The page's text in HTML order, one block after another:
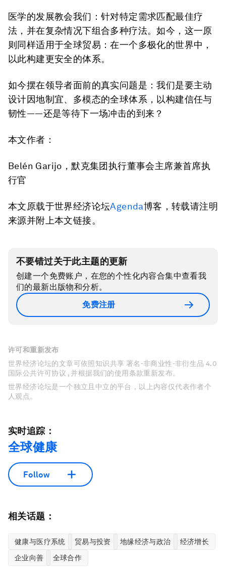
医学的发展教会我们：针对特定需求匹配最佳疗
法，并在复杂情况下组合多种疗法。如今，这一原
则同样适用于全球贸易：在一个多极化的世界中，
以此构建更安全的体系。
如今摆在领导者面前的真实问题是：我们是要主动
设计因地制宜、多模态的全球体系，以构建信任与
韧性——还是等待下一场冲击的到来？
本文作者：
Belén Garijo，默克集团执行董事会主席兼首席执
行官
本文原载于世界经济论坛Agenda博客，转载请注明
来源并附上本文链接。
不要错过关于此主题的更新
创建一个免费账户，在您的个性化内容合集中查看我
们的最新出版物和分析。
免费注册
许可和重新发布
世界经济论坛的文章可依照知识共享 署名-非商业性-非衍生品 4.0
国际公共许可协议 , 并根据我们的使用条款重新发布。
世界经济论坛是一个独立且中立的平台，以上内容仅代表作者个
人观点。
实时追踪：
全球健康
Follow
相关话题：
健康与医疗系统 贸易与投资 地缘经济与政治
经济增长
企业向善
全球合作